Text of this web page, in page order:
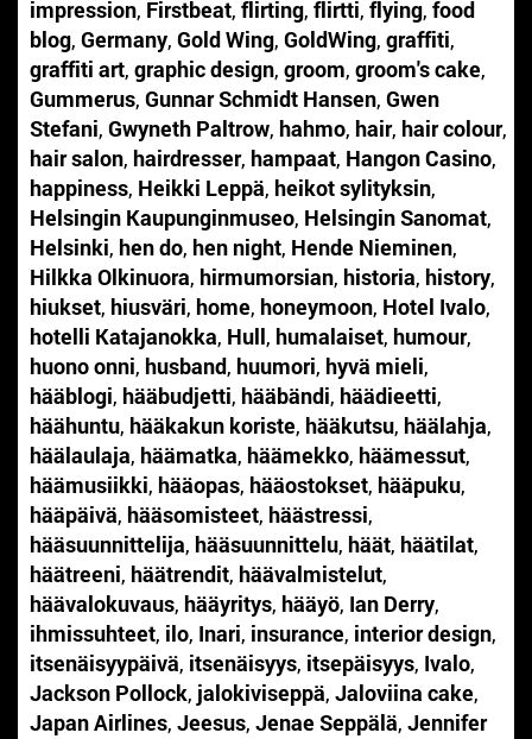
impression, Firstbeat, flirting, flirtti, flying, food
blog, Germany, Gold Wing, GoldWing, graffiti,
graffiti art, graphic design, groom, groom's cake,
Gummerus, Gunnar Schmidt Hansen, Gwen
Stefani, Gwyneth Paltrow, hahmo, hair, hair colour,
hair salon, hairdresser, hampaat, Hangon Casino,
happiness, Heikki Leppä, heikot sylityksin,
Helsingin Kaupunginmuseo, Helsingin Sanomat,
Helsinki, hen do, hen night, Hende Nieminen,
Hilkka Olkinuora, hirmumorsian, historia, history,
hiukset, hiusväri, home, honeymoon, Hotel Ivalo,
hotelli Katajanokka, Hull, humalaiset, humour,
huono onni, husband, huumori, hyvä mieli,
hääblogi, hääbudjetti, hääbändi, häädieetti,
häähuntu, hääkakun koriste, hääkutsu, häälahja,
häälaulaja, häämatka, häämekko, häämessut,
häämusiikki, hääopas, hääostokset, hääpuku,
hääpäivä, hääsomisteet, häästressi,
hääsuunnittelija, hääsuunnittelu, häät, häätilat,
häätreeni, häätrendit, häävalmistelut,
häävalokuvaus, hääyritys, hääyö, Ian Derry,
ihmissuhteet, ilo, Inari, insurance, interior design,
itsenäisyypäivä, itsenäisyys, itsepäisyys, Ivalo,
Jackson Pollock, jalokiviseppä, Jaloviina cake,
Japan Airlines, Jeesus, Jenae Seppälä, Jennifer